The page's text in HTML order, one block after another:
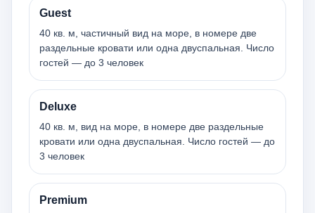
Guest
40 кв. м, частичный вид на море, в номере две
раздельные кровати или одна двуспальная. Число
гостей — до 3 человек
Deluxe
40 кв. м, вид на море, в номере две раздельные
кровати или одна двуспальная. Число гостей — до
3 человек
Premium